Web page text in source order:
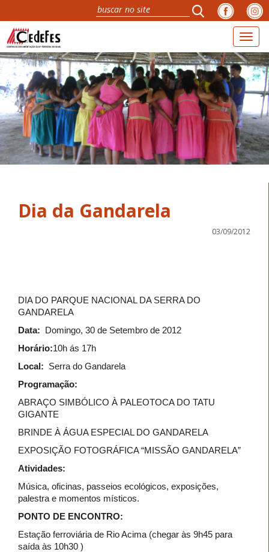
Dia da Gandarela
03/09/2012
DIA DO PARQUE NACIONAL DA SERRA DO
GANDARELA
Data: Domingo, 30 de Setembro de 2012
Horário:10h ás 17h
Local: Serra do Gandarela
Programação:
ABRAÇO SIMBÓLICO À PALEOTOCA DO TATU
GIGANTE
BRINDE À ÁGUA ESPECIAL DO GANDARELA
EXPOSIÇÃO FOTOGRÁFICA “MISSÃO GANDARELA”
Atividades:
Música, oficinas, passeios ecológicos, exposições,
palestra e momentos místicos.
PONTO DE ENCONTRO:
Estação ferroviária de Rio Acima (chegar às 9h45 para
saída às 10h30 )